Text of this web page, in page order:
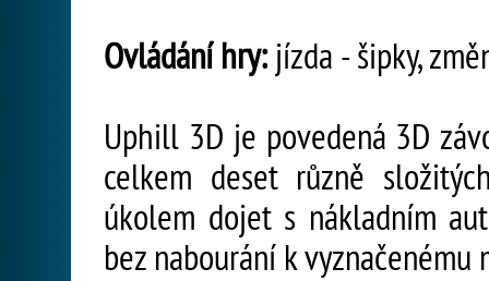
Ovládání hry:jízda - šipky,
Uphill 3D je povedená 3D
celkem deset různě
úkolem dojet s nákladním
bez nabourání k